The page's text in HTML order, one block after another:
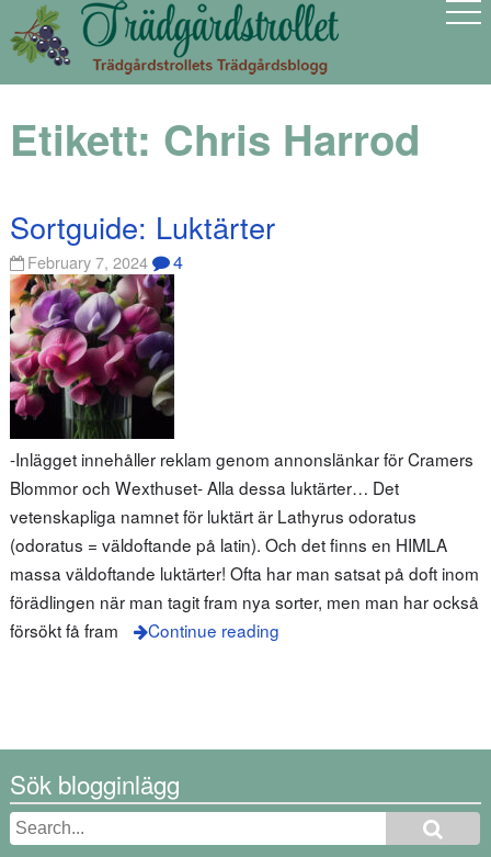
Etikett: Chris Harrod
Sortguide: Luktärter
February 7, 2024 4
-Inlägget innehåller reklam genom annonslänkar för Cramers
Blommor och Wexthuset- Alla dessa luktärter… Det
vetenskapliga namnet för luktärt är Lathyrus odoratus
(odoratus = väldoftande på latin). Och det finns en HIMLA
massa väldoftande luktärter! Ofta har man satsat på doft inom
förädlingen när man tagit fram nya sorter, men man har också
försökt få fram
Continue reading
Sök blogginlägg